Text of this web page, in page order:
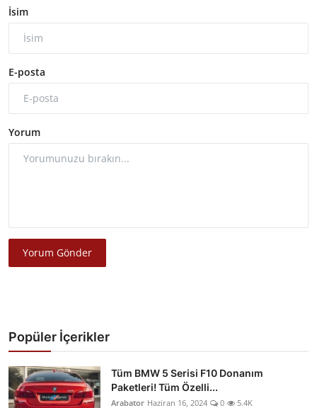
İsim
E-posta
Yorum
Yorum Gönder
Popüler İçerikler
Tüm BMW 5 Serisi F10 Donanım
Paketleri! Tüm Özelli...
Arabator Haziran 16, 2024 0 5.4K